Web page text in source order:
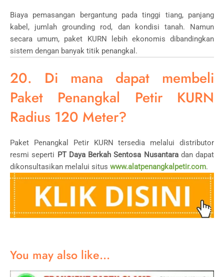
Biaya pemasangan bergantung pada tinggi tiang, panjang
kabel, jumlah grounding rod, dan kondisi tanah. Namun
secara umum, paket KURN lebih ekonomis dibandingkan
sistem dengan banyak titik penangkal.
20. Di mana dapat membeli
Paket Penangkal Petir KURN
Radius 120 Meter?
Paket Penangkal Petir KURN tersedia melalui distributor
resmi seperti PT Daya Berkah Sentosa Nusantaradan dapat
dikonsultasikan melalui situs www.alatpenangkalpetir.com.
You may also like…